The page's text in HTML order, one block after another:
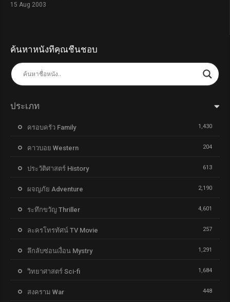
15 Aug 2003
ค้นหาหนังที่คุณชื่นชอบ
ประเภท
ครอบครัว Family 1,430
คาวบอย Western 204
ประวัติศาสตร์ History 613
ผจญภัย Adventure 2,190
ระทึกขวัญ Thriller 4,601
ละครโทรทัศน์ TV Movie 257
ลึกลับซ่อนเงื่อน Mystry 1,291
วิทยาศาสตร์ Sci-fi 1,684
สงคราม War 448